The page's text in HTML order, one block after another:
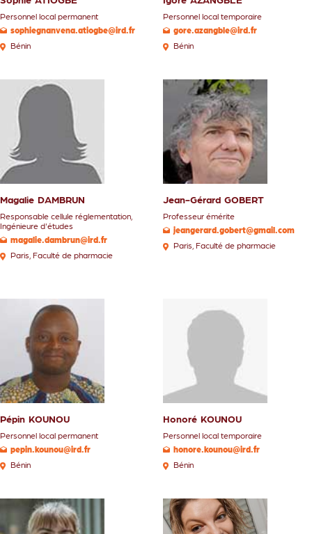
Personnel local permanent
sophiegnanvena.atiogbe@ird.fr
Bénin
Personnel local temporaire
gore.azangble@ird.fr
Bénin
Magalie DAMBRUN
Responsable cellule réglementation
Ingénieure d'études
magalie.dambrun@ird.fr
Paris Faculté de pharmacie
Jean-Gérard GOBERT
Professeur émérite
jeangerard.gobert@gmail.com
Paris Faculté de pharmacie
Pépin KOUNOU
Personnel local permanent
pepin.kounou@ird.fr
Bénin
Honoré KOUNOU
Personnel local temporaire
honore.kounou@ird.fr
Bénin